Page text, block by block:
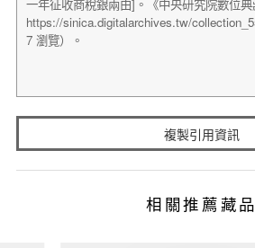
複製引用資訊
相關推薦藏品